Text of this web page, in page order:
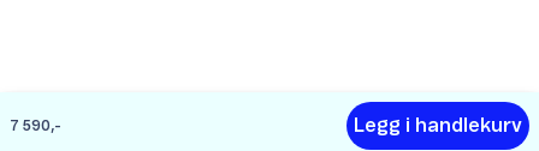
7 590,- Legg i handlekurv